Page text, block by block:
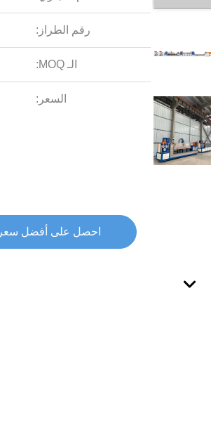
رقم الطراز:
الـ MOQ:
السعر:
احصل على أفضل سعر